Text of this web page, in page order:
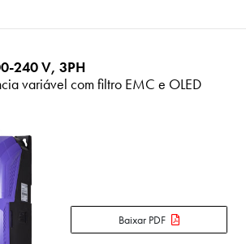
240 V, 3PH
variável com filtro EMC e OLED
Baixar PDF